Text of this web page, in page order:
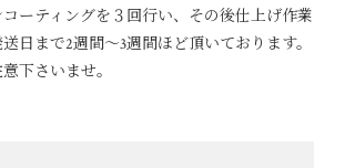
ーティングを３回行い、その後仕上げ作業
日まで2週間〜3週間ほど頂いております。
下さいませ。